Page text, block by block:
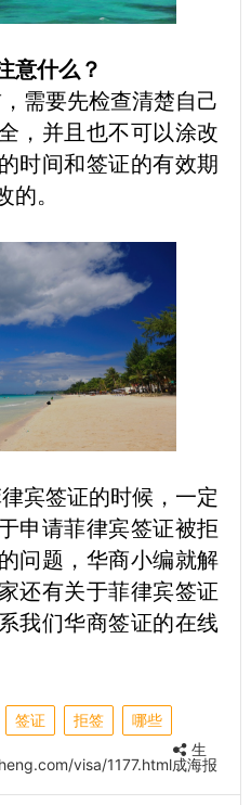
意什么？
需要先检查清楚自己
，并且也不可以涂改
时间和签证的有效期
的。
宾签证的时候，一定
申请菲律宾签证被拒
问题，华商小编就解
还有关于菲律宾签证
我们华商签证的在线
签证 拒签
哪些
visa/1177.html
生
成海报